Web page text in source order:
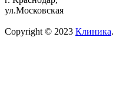
ул.Московская
Copyright © 2023 Клиника.